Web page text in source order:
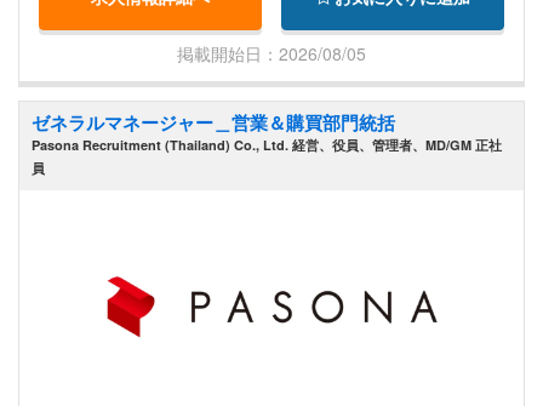
掲載開始日：2026/08/05
ゼネラルマネージャー＿営業＆購買部門統括
Pasona Recruitment (Thailand) Co., Ltd. 経営、役員、管理者、MD/GM 正社
員